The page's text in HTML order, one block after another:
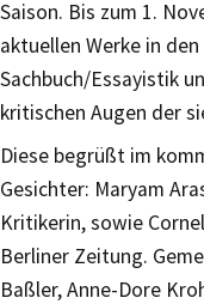
Saison. Bis zum 1.
aktuellen Werke in
Sachbuch/Essayistik
kritischen Augen der
Diese begrüßt im
Gesichter: Maryam
Kritikerin, sowie
Berliner Zeitung.
Baßler, Anne-Dore